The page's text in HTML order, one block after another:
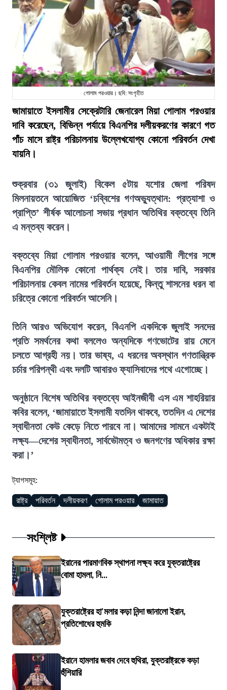
গোলাম পরওয়ার। ছবি: সংগৃহীত
জামায়াতে ইসলামীর সেক্রেটারি জেনারেল মিয়া গোলাম পরওয়ার
দাবি করেছেন, বিভিন্ন পর্যায়ে বিএনপির দলীয়করণের কারণে গত
পাঁচ মাসে রাষ্ট্র পরিচালনায় উল্লেখযোগ্য কোনো পরিবর্তন দেখা
যায়নি।
শুক্রবার (৩১ জুলাই) বিকেল ৫টায় যশোর জেলা পরিষদ
মিলনায়তনে আয়োজিত ‘চব্বিশের গণঅভ্যুত্থান: প্রত্যাশা ও
প্রাপ্তি’ শীর্ষক আলোচনা সভায় প্রধান অতিথির বক্তব্যে তিনি
এ মন্তব্য করেন।
বক্তব্যে মিয়া গোলাম পরওয়ার বলেন, আওয়ামী লীগের সঙ্গে
বিএনপির মৌলিক কোনো পার্থক্য নেই। তার দাবি, সরকার
পরিচালনায় কেবল নামের পরিবর্তন হয়েছে, কিন্তু শাসনের ধরন বা
চরিত্রে কোনো পরিবর্তন আসেনি।
তিনি আরও অভিযোগ করেন, বিএনপি একদিকে জুলাই সনদের
প্রতি সমর্থনের কথা বললেও অন্যদিকে গণভোটের রায় মেনে
চলতে আগ্রহী নয়। তার ভাষ্য, এ ধরনের অবস্থান গণতান্ত্রিক
চর্চার পরিপন্থী এবং দলটি আবারও ফ্যাসিবাদের পথে এগোচ্ছে।
অনুষ্ঠানে বিশেষ অতিথির বক্তব্যে আইনজীবী এস এম শাহরিয়ার
কবির বলেন, ‘জামায়াতে ইসলামী যতদিন থাকবে, ততদিন এ দেশের
স্বাধীনতা কেউ কেড়ে নিতে পারবে না। আমাদের সামনে একটাই
লক্ষ্য—দেশের স্বাধীনতা, সার্বভৌমত্ব ও জনগণের অধিকার রক্ষা
করা।’
ট্যাগসমূহ:
রাষ্ট্র পরিবর্তন দলীয়করণ গোলাম পরওয়ার জামায়াত
সংশ্লিষ্ট
ইরানের পারমাণবিক স্থাপনা লক্ষ্য করে যুক্তরাষ্ট্রের
বোমা হামলা, নি...
যুক্তরাষ্ট্রের হা'মলার কড়া নিন্দা জানালো ইরান,
প্রতিশোধের হুমকি
ইরানে হামলার জবাব দেবে হুথিরা, যুক্তরাষ্ট্রকে কড়া
হুঁশিয়ারি